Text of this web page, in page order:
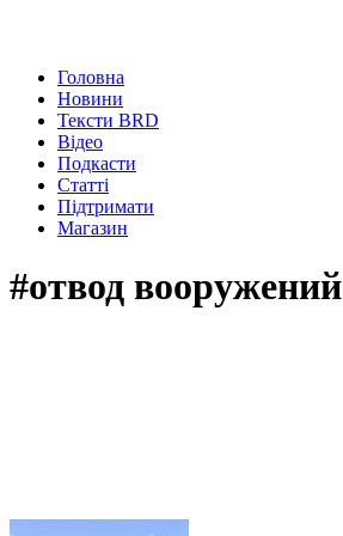
Головна
Новини
Тексти BRD
Відео
Подкасти
Статті
Підтримати
Магазин
#отвод вооружений